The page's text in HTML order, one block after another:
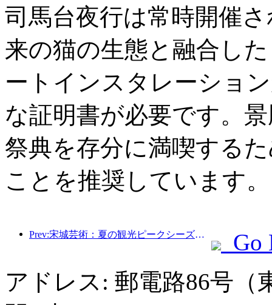
司馬台夜行は常時開催
来の猫の生態と融合し
ートインスタレーショ
な証明書が必要です。
祭典を存分に満喫する
ことを推奨しています。
Prev:宋城芸術：夏の観光ピークシーズンに向けて、市場とイベントコンテンツの両方を準備
Go
アドレス: 郵電路86号（